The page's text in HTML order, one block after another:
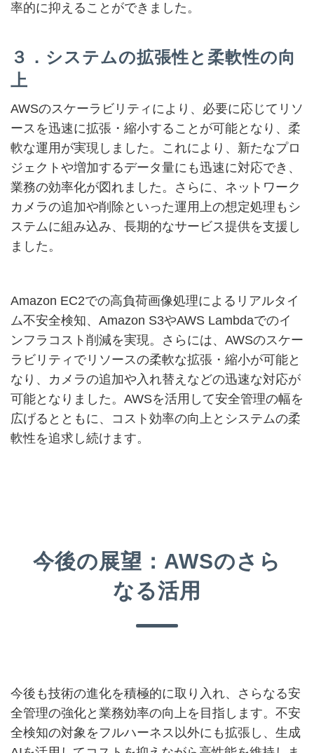
率的に抑えることができました。
３ ．システムの拡張性と柔軟性の向
上
AWSのスケーラビリティにより、必要に応じてリソ
ースを迅速に拡張・縮小することが可能となり、柔
軟な運用が実現しました。これにより、新たなプロ
ジェクトや増加するデータ量にも迅速に対応でき、
業務の効率化が図れました。さらに、ネットワーク
カメラの追加や削除といった運用上の想定処理もシ
ステムに組み込み、長期的なサービス提供を支援し
ました。
Amazon EC2での高負荷画像処理によるリアルタイ
ム不安全検知、Amazon S3やAWS Lambdaでのイ
ンフラコスト削減を実現。さらには、AWSのスケー
ラビリティでリソースの柔軟な拡張・縮小が可能と
なり、カメラの追加や入れ替えなどの迅速な対応が
可能となりました。AWSを活用して安全管理の幅を
広げるとともに、コスト効率の向上とシステムの柔
軟性を追求し続けます。
今後の展望：AWSのさら
なる活用
今後も技術の進化を積極的に取り入れ、さらなる安
全管理の強化と業務効率の向上を目指します。不安
全検知の対象をフルハーネス以外にも拡張し、生成